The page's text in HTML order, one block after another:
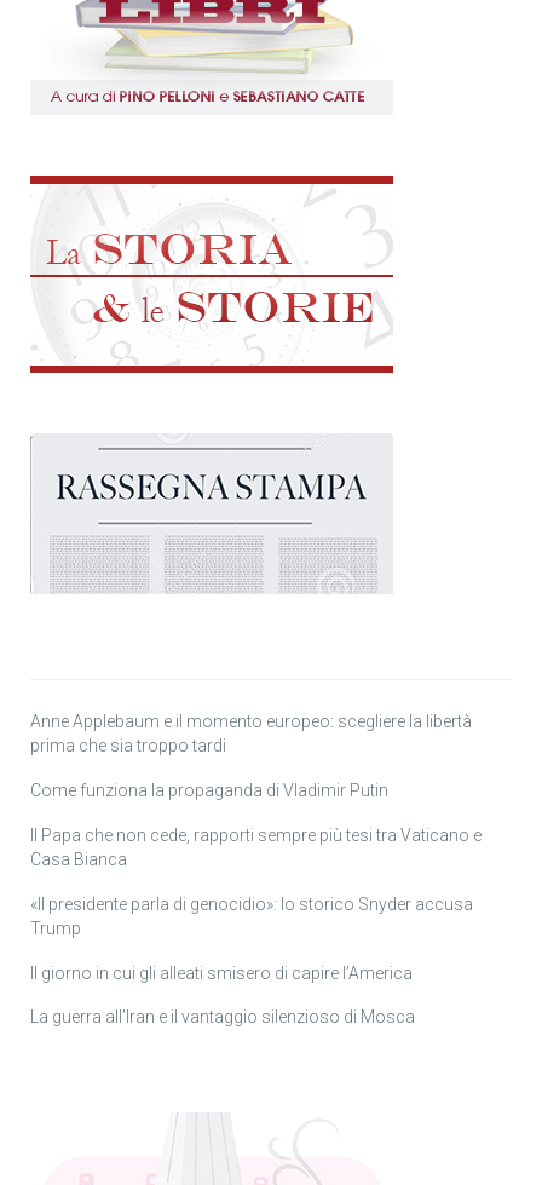
Anne Applebaum e il momento europeo: scegliere la libertà
prima che sia troppo tardi
Come funziona la propaganda di Vladimir Putin
Il Papa che non cede, rapporti sempre più tesi tra Vaticano e
Casa Bianca
«Il presidente parla di genocidio»: lo storico Snyder accusa
Trump
Il giorno in cui gli alleati smisero di capire l’America
La guerra all’Iran e il vantaggio silenzioso di Mosca